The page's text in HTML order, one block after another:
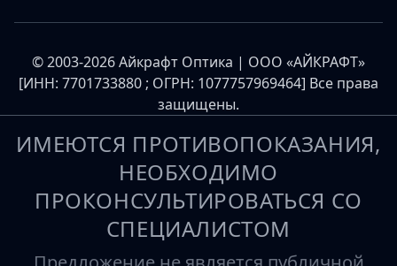
© 2003-2026 Айкрафт Оптика | ООО «АЙКРАФТ»
[ИНН: 7701733880 ; ОГРН: 1077757969464] Все права
защищены.
ИМЕЮТСЯ ПРОТИВОПОКАЗАНИЯ,
НЕОБХОДИМО
ПРОКОНСУЛЬТИРОВАТЬСЯ СО
СПЕЦИАЛИСТОМ